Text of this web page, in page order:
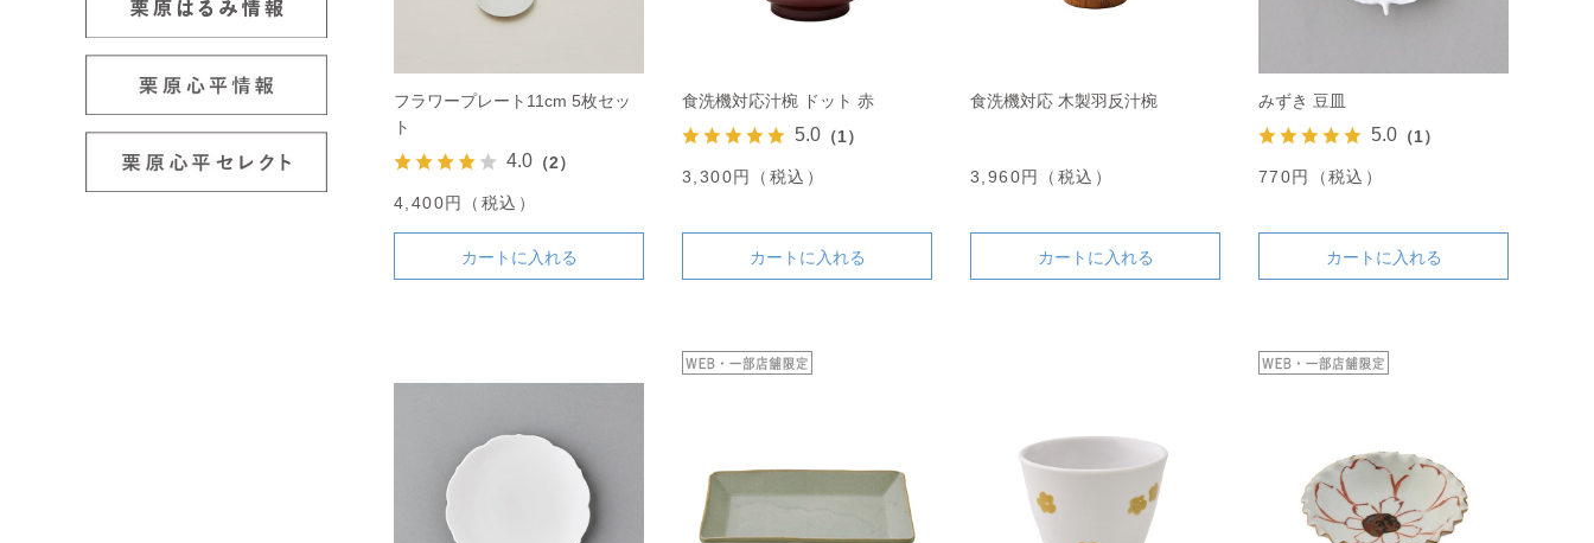
フラワープレート11cm 5枚セッ
ト
4.0 （2）
4,400円（税込）
カートに入れる
食洗機対応汁椀 ドット 赤
5.0 （1）
3,300円（税込）
カートに入れる
食洗機対応 木製羽反汁椀
3,960円（税込）
カートに入れる
みずき 豆皿
5.0 （1）
770円（税込）
カートに入れる